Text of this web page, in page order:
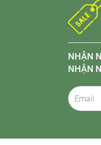
NHẬN
NHẬN